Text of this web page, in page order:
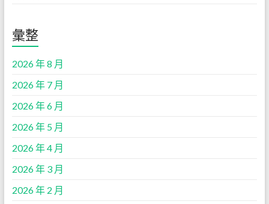
彙整
2026 年 8 月
2026 年 7 月
2026 年 6 月
2026 年 5 月
2026 年 4 月
2026 年 3 月
2026 年 2 月